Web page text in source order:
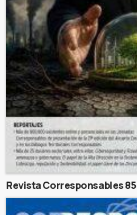
Revista Corresponsables 85